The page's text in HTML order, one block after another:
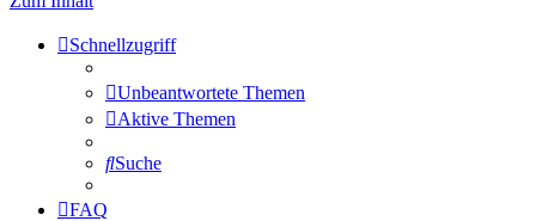
Schnellzugriff
Unbeantwortete Themen
Aktive Themen
Suche
FAQ